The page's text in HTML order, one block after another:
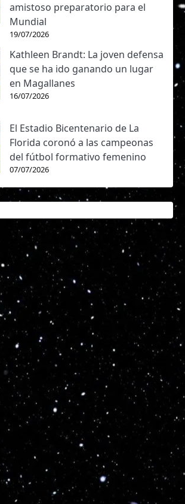
amistoso preparatorio para el
Mundial
19/07/2026
Kathleen Brandt: La joven defensa
que se ha ido ganando un lugar
en Magallanes
16/07/2026
El Estadio Bicentenario de La
Florida coronó a las campeonas
del fútbol formativo femenino
07/07/2026